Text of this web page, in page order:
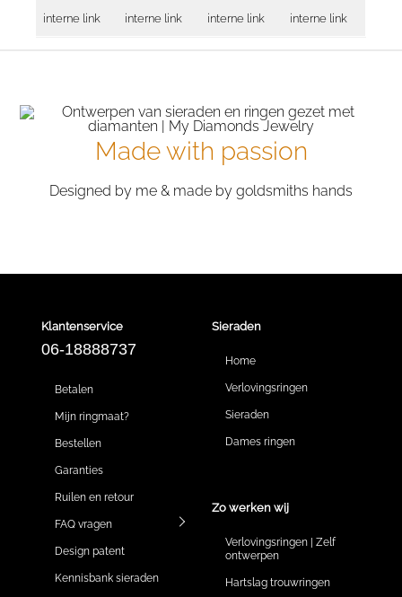
interne link interne link interne link interne link
Made with passion
Designed by me & made by goldsmiths hands
Klantenservice
06-18888737
Betalen
Mijn ringmaat?
Bestellen
Garanties
Ruilen en retour
FAQ vragen
Design patent
Kennisbank sieraden
Sieraden
Home
Verlovingsringen
Sieraden
Dames ringen
Zo werken wij
Verlovingsringen | Zelf
ontwerpen
Hartslag trouwringen